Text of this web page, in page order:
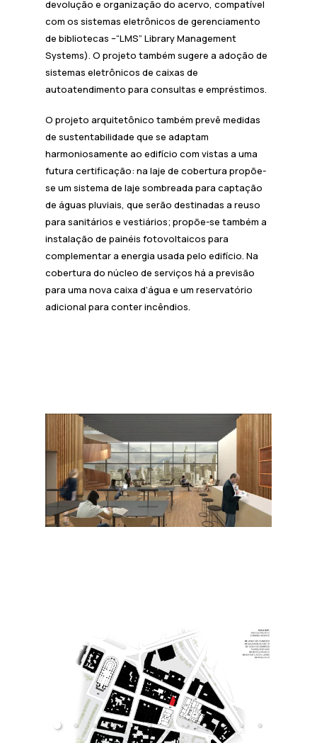
devolução e organização do acervo, compatível
com os sistemas eletrônicos de gerenciamento
de bibliotecas –“LMS” Library Management
Systems). O projeto também sugere a adoção de
sistemas eletrônicos de caixas de
autoatendimento para consultas e empréstimos.
O projeto arquitetônico também prevê medidas
de sustentabilidade que se adaptam
harmoniosamente ao edifício com vistas a uma
futura certificação: na laje de cobertura propõe-
se um sistema de laje sombreada para captação
de águas pluviais, que serão destinadas a reuso
para sanitários e vestiários; propõe-se também a
instalação de painéis fotovoltaicos para
complementar a energia usada pelo edifício. Na
cobertura do núcleo de serviços há a previsão
para uma nova caixa d’água e um reservatório
adicional para conter incêndios.